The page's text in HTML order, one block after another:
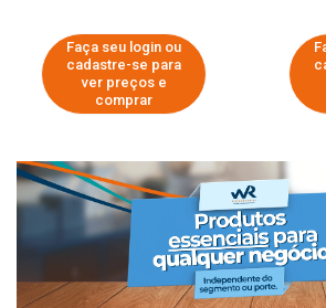
Faça seu login ou
cadastre-se para
ver preços e
comprar